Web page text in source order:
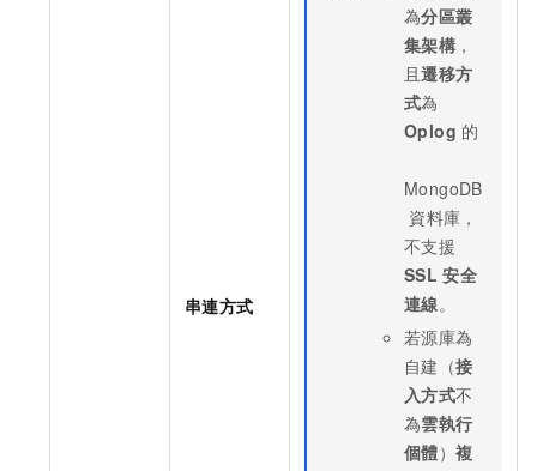
串連方式
為分區叢
集架構 ，
且遷移方
式為
Oplog 的
MongoDB
資料庫，
不支援
SSL 安全
連線 。
若源庫為
自建（接
入方式不
為雲執行
個體）複